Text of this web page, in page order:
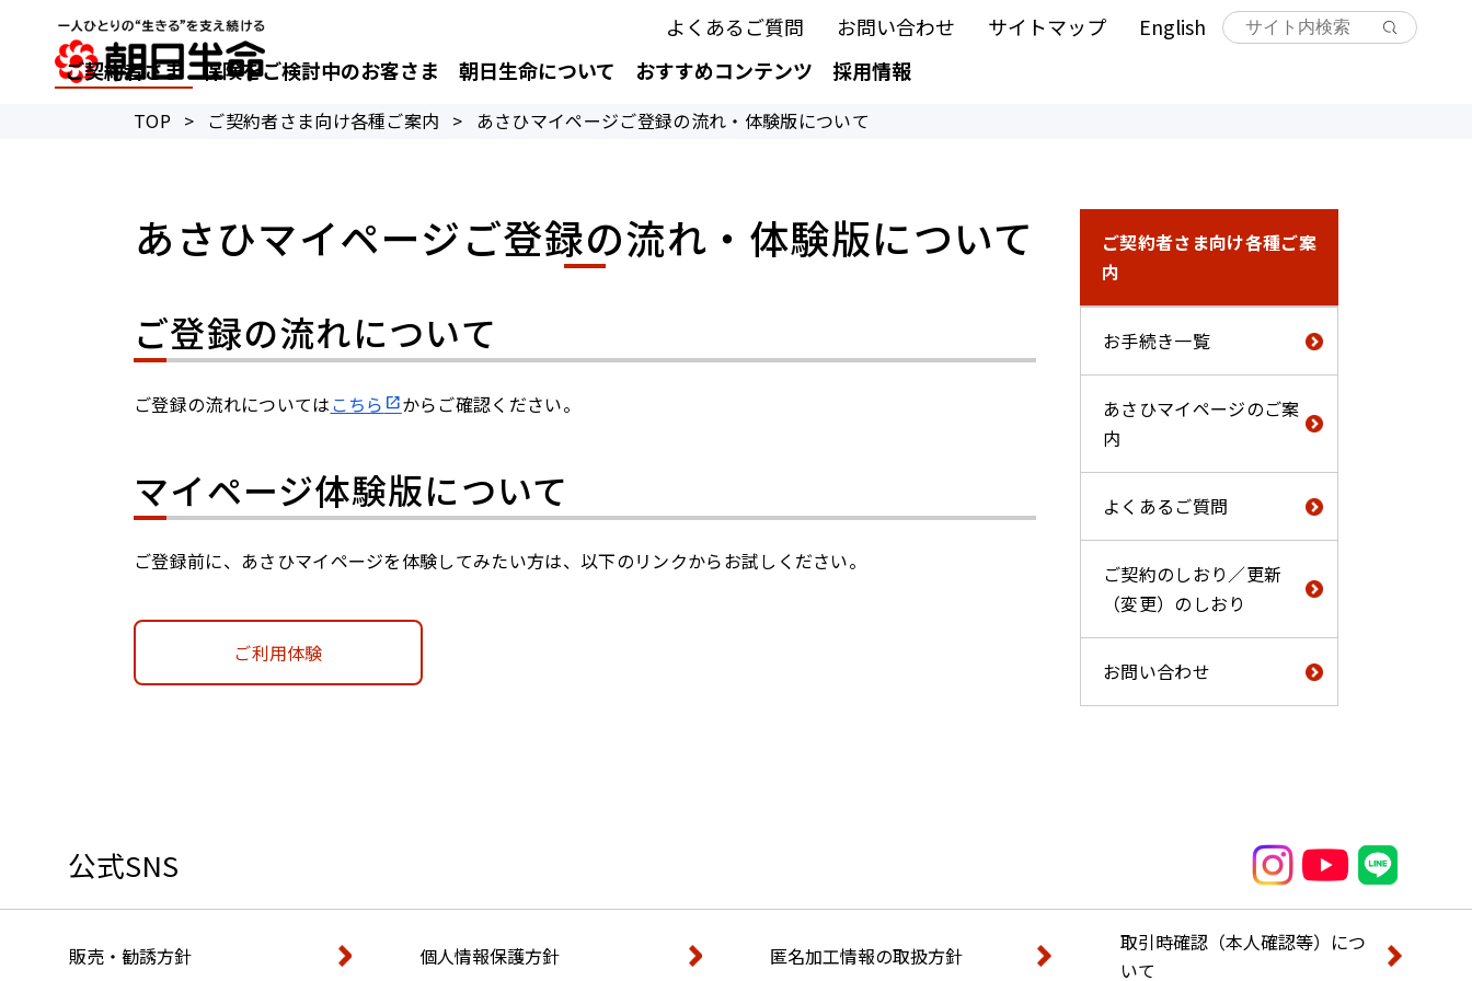
よくあるご質問 お問い合わせ サイトマップ
English
ご契約者さま
保険をご検討中のお客さま 朝日生命について おすすめコンテンツ 採用情報
TOP > ご契約者さま向け各種ご案内 > あさひマイページご登録の流れ・体験版について
あさひマイページご登録の流れ・体験版について
ご登録の流れについて
ご登録の流れについてはこちら からご確認ください。
マイページ体験版について
ご登録前に、あさひマイページを体験してみたい方は、以下のリンクからお試しください。
ご利用体験
ご契約者さま向け各種ご案
内
お手続き一覧
あさひマイページのご案
内
よくあるご質問
ご契約のしおり／更新
（変更）のしおり
お問い合わせ
公式SNS
販売・勧誘方針 個人情報保護方針 匿名加工情報の取扱方針
取引時確認（本人確認等）につ
いて